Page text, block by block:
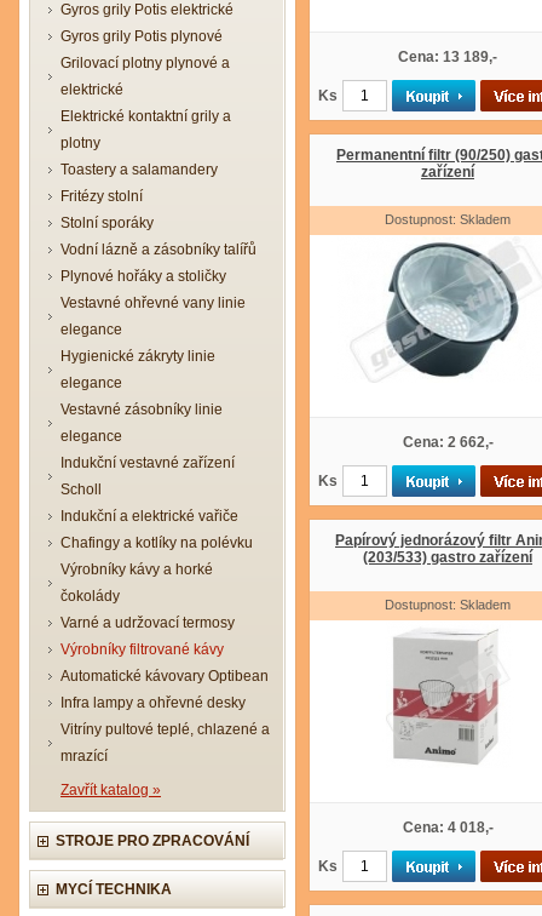
Gyros grily Potis elektrické
Gyros grily Potis plynové
Grilovací plotny plynové a
elektrické
Elektrické kontaktní grily a
plotny
Toastery a salamandery
Fritézy stolní
Stolní sporáky
Vodní lázně a zásobníky talířů
Plynové hořáky a stoličky
Vestavné ohřevné vany linie
elegance
Hygienické zákryty linie
elegance
Vestavné zásobníky linie
elegance
Indukční vestavné zařízení
Scholl
Indukční a elektrické vařiče
Chafingy a kotlíky na polévku
Výrobníky kávy a horké
čokolády
Varné a udržovací termosy
Výrobníky filtrované kávy
Automatické kávovary Optibean
Infra lampy a ohřevné desky
Vitríny pultové teplé, chlazené a
mrazící
Zavřít katalog »
STROJE PRO ZPRACOVÁNÍ
MYCÍ TECHNIKA
Cena: 13 189,-
Ks
Permanentní filtr (90/250)
zařízení
Dostupnost: Skladem
Cena: 2 662,-
Ks
Papírový jednorázový filtr
(203/533) gastro zařízení
Dostupnost: Skladem
Cena: 4 018,-
Ks